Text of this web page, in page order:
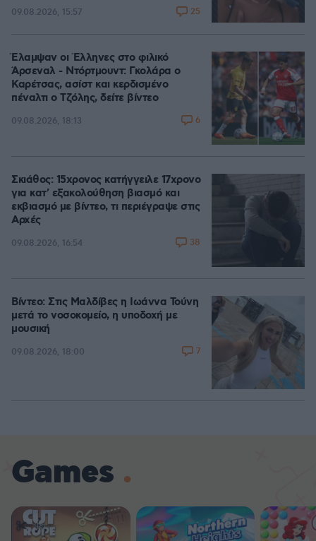
09.08.2026, 15:57 25
Έλαμψαν οι Έλληνες στο φιλικό
Άρσεναλ - Ντόρτμουντ: Γκολάρα ο
Καρέτσας, ασίστ και κερδισμένο
πέναλτι ο Τζόλης, δείτε βίντεο
09.08.2026, 18:13 6
Σκιάθος: 15χρονος κατήγγειλε 17χρονο
για κατ' εξακολούθηση βιασμό και
εκβιασμό με βίντεο, τι περιέγραψε στις
Αρχές
09.08.2026, 16:54 38
Βίντεο: Στις Μαλδίβες η Ιωάννα Τούνη
μετά το νοσοκομείο, η υποδοχή με
μουσική
09.08.2026, 18:00 7
Games